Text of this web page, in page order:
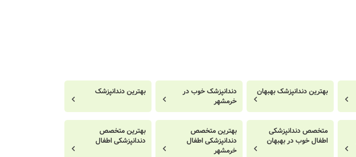
بهترین دندانپزشک بهبهان
دندانپزشک خوب در
خرمشهر
بهترین دندانپزشک
متخصص دندانپزشکی
اطفال خوب در بهبهان
بهترین متخصص
دندانپزشکی اطفال
خرمشهر
بهترین متخصص
دندانپزشکی اطفال